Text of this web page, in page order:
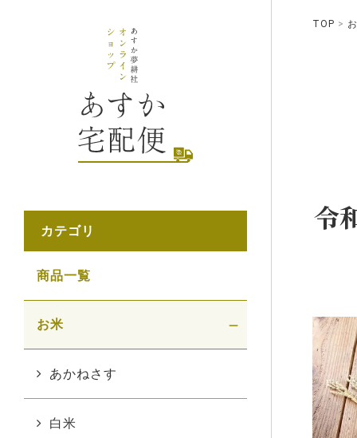
TOP
令
カテゴリ
商品一覧
お米
あかねさす
白米